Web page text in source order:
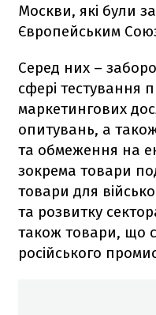
Москви, які були
Європейським
Серед них –
сфері тестування
маркетингових
опитувань, а
та обмеження на
зокрема товари
товари для
та розвитку
також товари, що
російського